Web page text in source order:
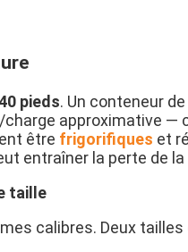
pieds. Un conteneur
approximative —
être frigorifiques et
entraîner la perte de
taille
calibres. Deux